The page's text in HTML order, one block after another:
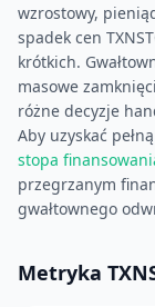
wzrostowy,
spadek cen
krótkich.
masowe
różne decyzje
Aby uzyskać
stopa
przegrzanym
gwałtownego
Metryka